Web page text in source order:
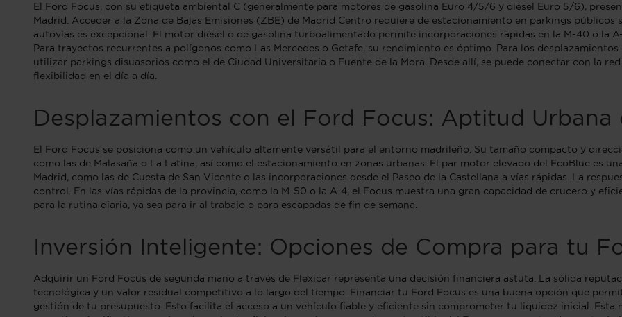
El Ford Focus, con su etiqueta ambiental C (generalmente para motores de gasolina Euro 4/5/6 y diésel Euro 5/6),
Madrid. Acceder a la Zona de Bajas Emisiones (ZBE) de Madrid Centro requiere de estacionamiento en parkings
autovías es excepcional. El motor diésel o de gasolina turboalimentado permite incorporaciones rápidas en la M-40 o la
Para trayectos recurrentes a polígonos como Las Mercedes o Getafe, su rendimiento es óptimo. Para los
utilizar parkings disuasorios como el de Ciudad Universitaria o Fuente de la Mora. Desde allí, se puede conectar con la
flexibilidad en el día a día.
Desplazamientos con el Ford Focus: Aptitud Urbana
El Ford Focus se posiciona como un vehículo altamente versátil para el entorno madrileño. Su tamaño compacto y
como las de Malasaña o La Latina, así como el estacionamiento en zonas urbanas. El par motor elevado del EcoBlue es
Madrid, como las de Cuesta de San Vicente o las incorporaciones desde el Paseo de la Castellana a vías rápidas. La
control. En las vías rápidas de la provincia, como la M-50 o la A-4, el Focus muestra una gran capacidad de crucero y
para la rutina diaria, ya sea para ir al trabajo o para escapadas de fin de semana.
Inversión Inteligente: Opciones de Compra para tu
Adquirir un Ford Focus de segunda mano a través de Flexicar representa una decisión financiera astuta. La sólida
tecnológica y un valor residual competitivo a lo largo del tiempo. Financiar tu Ford Focus es una buena opción que
gestión de tu presupuesto. Esto facilita el acceso a un vehículo fiable y eficiente sin comprometer tu liquidez inicial.